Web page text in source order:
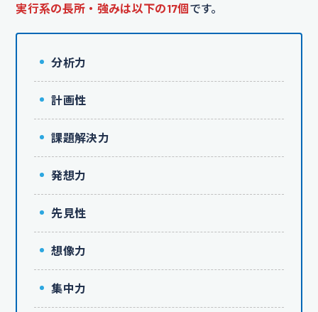
実行系の長所・強みは以下の17個です。
分析力
計画性
課題解決力
発想力
先見性
想像力
集中力